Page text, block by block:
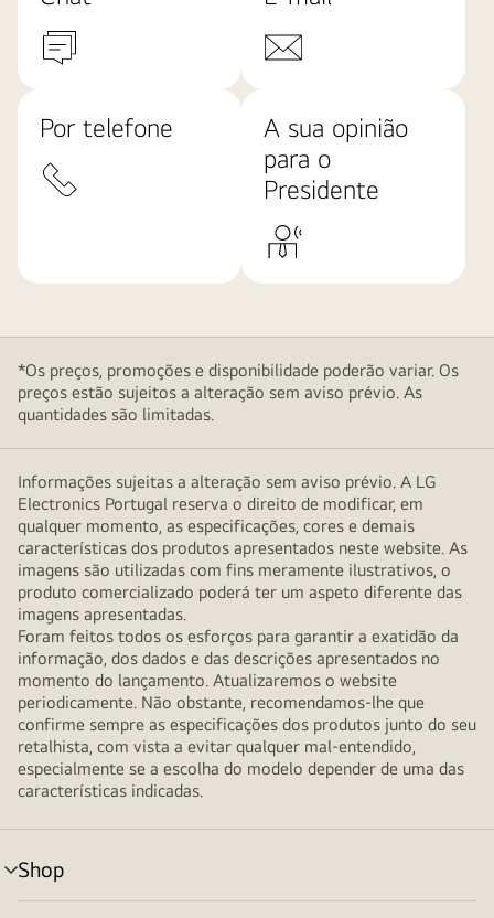
Por telefone
A sua opinião
para o
Presidente
*Os preços, promoções e disponibilidade poderão variar. Os
preços estão sujeitos a alteração sem aviso prévio. As
quantidades são limitadas.
Informações sujeitas a alteração sem aviso prévio. A LG
Electronics Portugal reserva o direito de modificar, em
qualquer momento, as especificações, cores e demais
características dos produtos apresentados neste website. As
imagens são utilizadas com fins meramente ilustrativos, o
produto comercializado poderá ter um aspeto diferente das
imagens apresentadas.
Foram feitos todos os esforços para garantir a exatidão da
informação, dos dados e das descrições apresentados no
momento do lançamento. Atualizaremos o website
periodicamente. Não obstante, recomendamos-lhe que
confirme sempre as especificações dos produtos junto do seu
retalhista, com vista a evitar qualquer mal-entendido,
especialmente se a escolha do modelo depender de uma das
características indicadas.
Shop
alternar
menu